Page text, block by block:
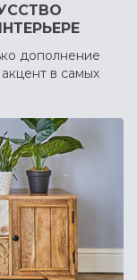
дополнение
в самых